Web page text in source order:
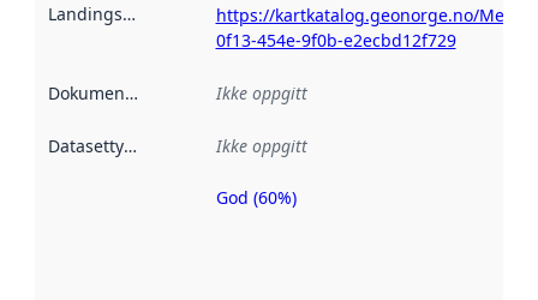
Landingsside
https://kartkatalog.geonorge.no/
0f13-454e-9f0b-e2ecbd12f729
Dokumentasjon Ikke oppgitt
Datasettype Ikke oppgitt
Metadatakvalitet
God (60%)